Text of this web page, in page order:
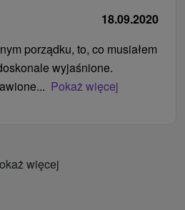
18.09.2020
porządku, to, co musiałem
wyjaśnione.
Pokaż więcej
więcej